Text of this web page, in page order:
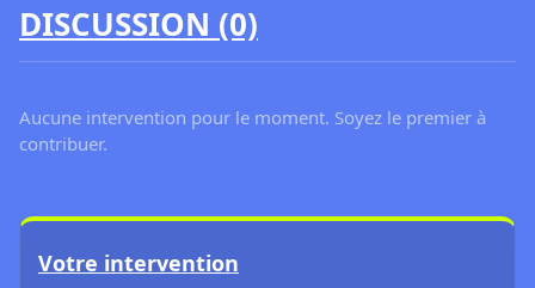
DISCUSSION (0)
Aucune intervention pour le moment. Soyez le premier à
contribuer.
Votre intervention